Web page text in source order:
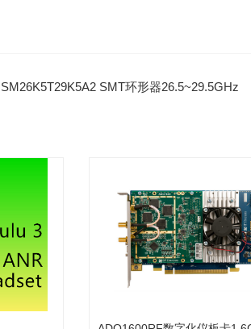
SMT环形器26.5~29.5GHz